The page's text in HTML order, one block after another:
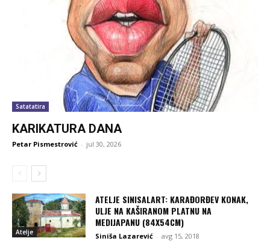
Satatatira
KARIKATURA DANA
Petar Pismestrović - jul 30, 2026
Atelje
ATELJE SINISALART: KARAĐORĐEV KONAK,
ULJE NA KAŠIRANOM PLATNU NA
MEDIJAPANU (84X54CM)
Siniša Lazarević - avg 15, 2018